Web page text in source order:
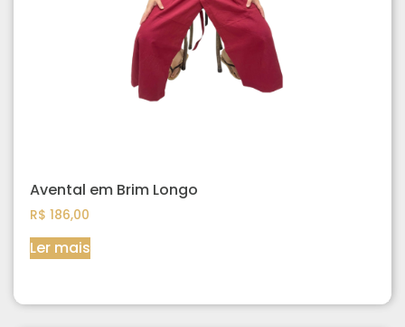
Avental em Brim Longo
R$ 186,00
Ler mais